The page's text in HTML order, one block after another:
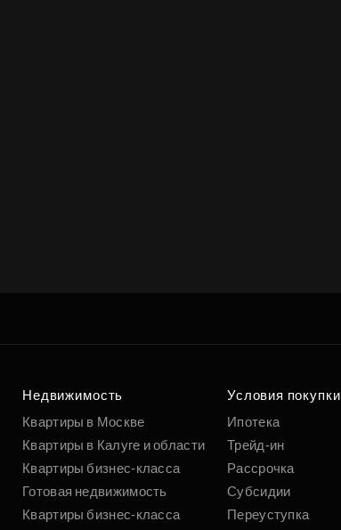
Недвижимость
Квартиры в Москве
Квартиры в Калуге и области
Квартиры бизнес-класса
Готовая недвижимость
Квартиры бизнес-класса
Условия покупки
Ипотека
Трейд-ин
Рассрочка
Субсидии
Переуступка